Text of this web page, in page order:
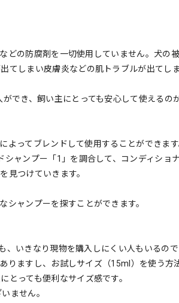
どの防腐剤を一切使用していません。犬の
てしまい皮膚炎などの肌トラブルが出てし
でき、飼い主にとっても安心して使えるのが
よってブレンドして使用することができます
ャンプー「1」を調合して、コンディショ
見つけていきます。
シャンプーを探すことができます。
、いきなり現物を購入しにくい人もいるので
りますし、お試しサイズ（15ml）を使う方
とっても便利なサイズ感です。
ません。